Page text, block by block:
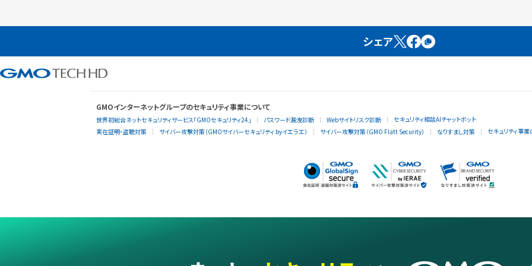
シェア
GMOインターネットグループのセキュリティ事業について
世界初総合ネットセキュリティサービス「GMOセキュリティ24」 パスワード漏洩診断 Webサイトリスク診断
セキュリティ相談AIチャットボット
実在証明・盗聴対策
サイバー攻撃対策（GMOサイバーセキュリティ byイエラエ） サイバー攻撃対策（GMO Flatt Security） なりすまし対策 セキュリティ事